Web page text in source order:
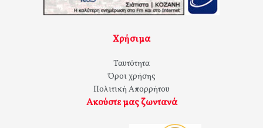
Χρήσιμα
Ταυτότητα
Όροι χρήσης
Πολιτική Απορρήτου
Ακούστε μας ζωντανά